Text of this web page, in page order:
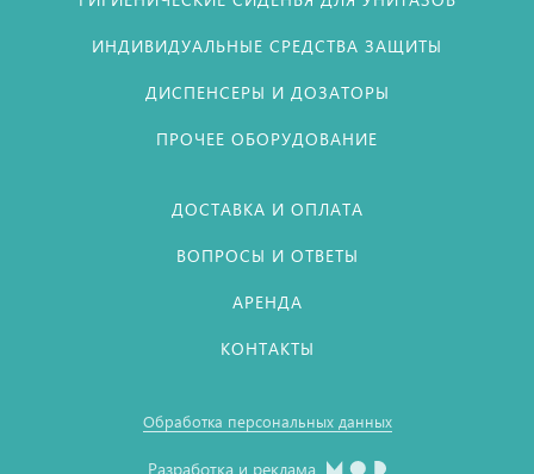
ИНДИВИДУАЛЬНЫЕ СРЕДСТВА ЗАЩИТЫ
ДИСПЕНСЕРЫ И ДОЗАТОРЫ
ПРОЧЕЕ ОБОРУДОВАНИЕ
ДОСТАВКА И ОПЛАТА
ВОПРОСЫ И ОТВЕТЫ
АРЕНДА
КОНТАКТЫ
Обработка персональных данных
Разработка и реклама